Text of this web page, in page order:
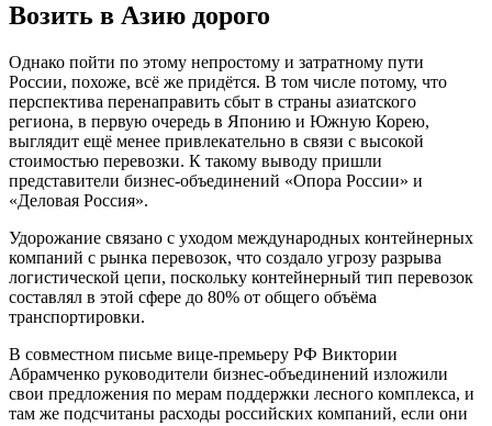
Возить в Азию дорого
Однако пойти по этому непростому и затратному пути
России, похоже, всё же придётся. В том числе потому, что
перспектива перенаправить сбыт в страны азиатского
региона, в первую очередь в Японию и Южную Корею,
выглядит ещё менее привлекательно в связи с высокой
стоимостью перевозки. К такому выводу пришли
представители бизнес-объединений «Опора России» и
«Деловая Россия».
Удорожание связано с уходом международных контейнерных
компаний с рынка перевозок, что создало угрозу разрыва
логистической цепи, поскольку контейнерный тип перевозок
составлял в этой сфере до 80% от общего объёма
транспортировки.
В совместном письме вице-премьеру РФ Виктории
Абрамченко руководители бизнес-объединений изложили
свои предложения по мерам поддержки лесного комплекса, и
там же подсчитаны расходы российских компаний, если они